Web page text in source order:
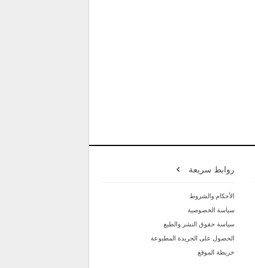
روابط سريعة
الأحكام والشروط
سياسة الخصوصية
سياسة حقوق النشر والطبع
الحصول على الجريدة المطبوعة
خريطة الموقع